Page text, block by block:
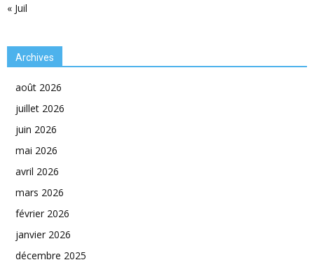
« Juil
Archives
août 2026
juillet 2026
juin 2026
mai 2026
avril 2026
mars 2026
février 2026
janvier 2026
décembre 2025